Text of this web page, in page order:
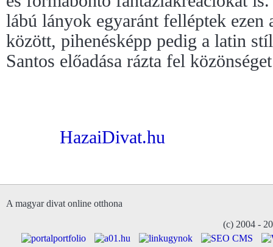
lábú lányok egyaránt felléptek
között, pihenésképp pedig a latin
Santos előadása rázta fel
HazaiDivat.hu
A magyar divat online otthona
(c) 2004 -